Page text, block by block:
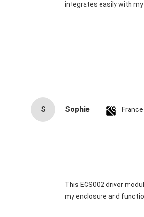
integrates easily with
S Sophie France
This EGS002 driver
my enclosure and